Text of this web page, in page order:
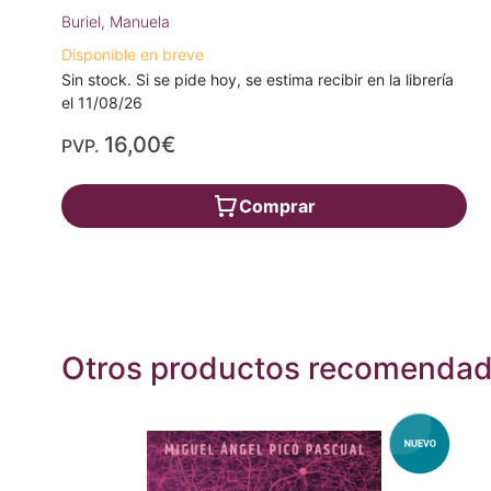
Buriel, Manuela
Disponible en breve
Sin stock. Si se pide hoy, se estima recibir en la librería
el 11/08/26
PVP. 16,00€
Comprar
Otros productos